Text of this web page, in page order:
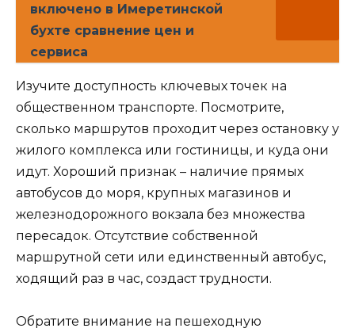
включено в Имеретинской
бухте сравнение цен и
сервиса
Изучите доступность ключевых точек на
общественном транспорте. Посмотрите,
сколько маршрутов проходит через остановку у
жилого комплекса или гостиницы, и куда они
идут. Хороший признак – наличие прямых
автобусов до моря, крупных магазинов и
железнодорожного вокзала без множества
пересадок. Отсутствие собственной
маршрутной сети или единственный автобус,
ходящий раз в час, создаст трудности.
Обратите внимание на пешеходную